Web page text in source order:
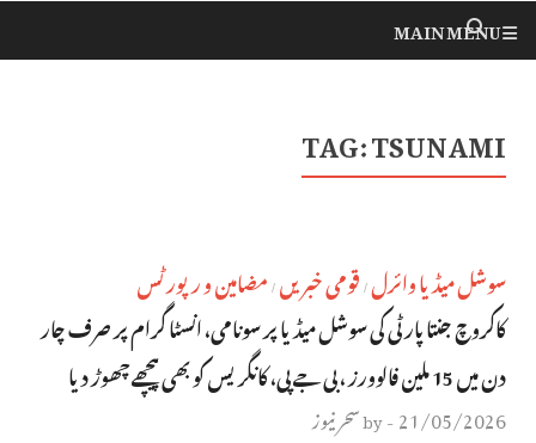
MAIN MENU
TAG:TSUNAMI
سوشل میڈیا وائرل / قومی خبریں / مضامین و رپورٹس
کاکروچ جنتا پارٹی کی سوشل میڈیا پر سونامی، انسٹا گرام پر صرف چار
دن میں 15 ملین فالوورز ، بی جے پی، کانگریس کو بھی پیچھے چھوڑ دیا
21/05/2026
-
byسحر نیوز